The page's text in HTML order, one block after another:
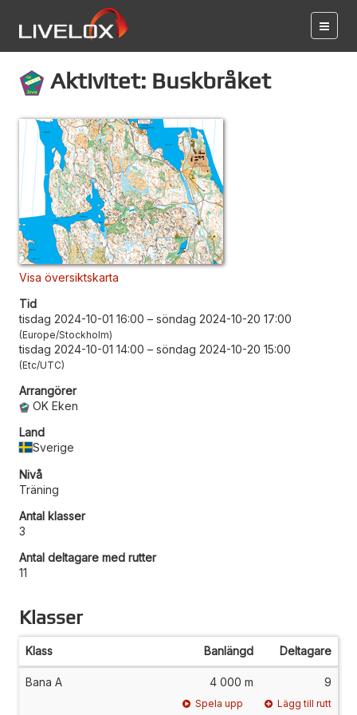
Aktivitet: Buskbråket
Visa översiktskarta
Tid
tisdag 2024-10-01 16:00 – söndag 2024-10-20 17:00
Europe/Stockholm
tisdag 2024-10-01 14:00 – söndag 2024-10-20 15:00
Etc/UTC
Arrangörer
OK Eken
Land
Sverige
Nivå
Träning
Antal klasser
3
Antal deltagare med rutter
11
Klasser
Klass Banlängd Deltagare
Bana A 4 000 m 9
Spela upp Lägg till rutt